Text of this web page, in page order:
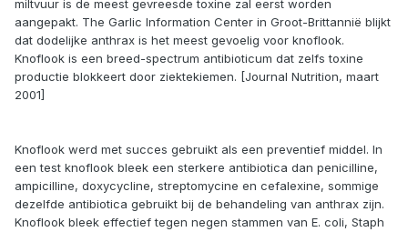
miltvuur is de meest gevreesde toxine zal eerst worden
aangepakt. The Garlic Information Center in Groot-Brittannië blijkt
dat dodelijke anthrax is het meest gevoelig voor knoflook.
Knoflook is een breed-spectrum antibioticum dat zelfs toxine
productie blokkeert door ziektekiemen. [Journal Nutrition, maart
2001]
Knoflook werd met succes gebruikt als een preventief middel. In
een test knoflook bleek een sterkere antibiotica dan penicilline,
ampicilline, doxycycline, streptomycine en cefalexine, sommige
dezelfde antibiotica gebruikt bij de behandeling van anthrax zijn.
Knoflook bleek effectief tegen negen stammen van E. coli, Staph